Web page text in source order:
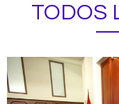
TODOS